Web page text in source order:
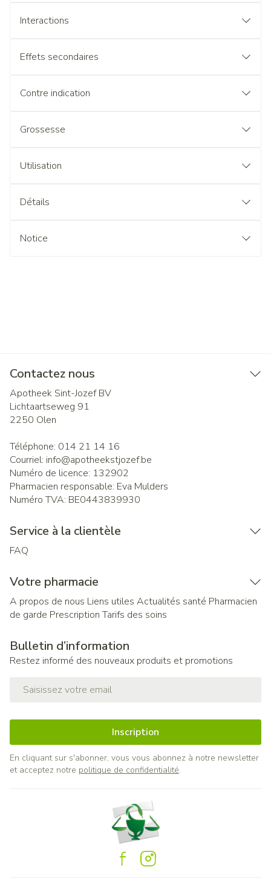
Interactions
Effets secondaires
Contre indication
Grossesse
Utilisation
Détails
Notice
Contactez nous
Apotheek Sint-Jozef BV
Lichtaartseweg 91
2250 Olen
Téléphone: 014 21 14 16
Courriel: info@apotheekstjozef.be
Numéro de licence: 132902
Pharmacien responsable: Eva Mulders
Numéro TVA: BE0443839930
Service à la clientèle
FAQ
Votre pharmacie
A propos de nous Liens utiles Actualités santé Pharmacien
de garde Prescription Tarifs des soins
Bulletin d’information
Restez informé des nouveaux produits et promotions
Inscription
En cliquant sur s'abonner, vous vous abonnez à notre newsletter
et acceptez notre politique de confidentialité.